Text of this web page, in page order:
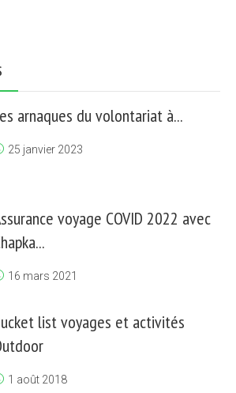
arnaques du volontariat à...
25 janvier 2023
voyage COVID 2022 avec
16 mars 2021
list voyages et activités
1 août 2018